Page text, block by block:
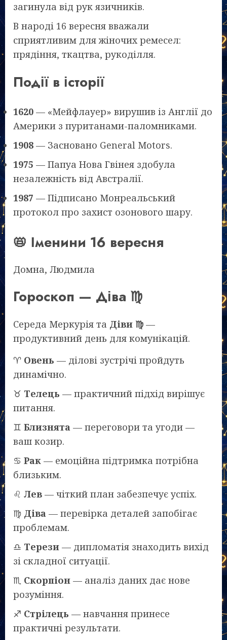
загинула від рук язичників.
В народі 16 вересня вважали
сприятливим для жіночих ремесел:
прядіння, ткацтва, рукоділля.
Події в історії
1620 — «Мейфлауер» вирушив із Англії до
Америки з пуританами-паломниками.
1908 — Засновано General Motors.
1975 — Папуа Нова Гвінея здобула
незалежність від Австралії.
1987 — Підписано Монреальський
протокол про захист озонового шару.
📛 Іменини 16 вересня
Домна, Людмила
Гороскоп — Діва ♍
Середа Меркурія та Діви ♍ —
продуктивний день для комунікацій.
♈ Овень — ділові зустрічі пройдуть
динамічно.
♉ Телець — практичний підхід вирішує
питання.
♊ Близнята — переговори та угоди —
ваш козир.
♋ Рак — емоційна підтримка потрібна
близьким.
♌ Лев — чіткий план забезпечує успіх.
♍ Діва — перевірка деталей запобігає
проблемам.
♎ Терези — дипломатія знаходить вихід
зі складної ситуації.
♏ Скорпіон — аналіз даних дає нове
розуміння.
♐ Стрілець — навчання принесе
практичні результати.